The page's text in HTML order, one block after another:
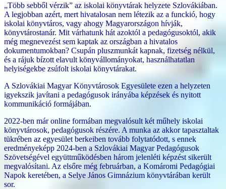
„Több sebből vérzik” az iskolai könyvtárak helyzete Szlovákiában.
A legjobban azért, mert hivatalosan nem létezik az a funckió, hogy
iskolai könyvtáros, vagy ahogy Magyarországon hívják,
könyvtárostanár. Mit várhatunk hát azoktól a pedagógusoktól, akik
még megnevezést sem kaptak az országban a hivatalos
dokumentumokban? Csupán pluszmunkát kapnak, fizetség nélkül,
és a rájuk bízott elavult könyvállományokat, használhatatlan
helyiségekbe zsúfolt iskolai könyvtárakat.
A Szlovákiai Magyar Könyvtárosok Egyesülete ezen a helyzeten
igyekszik javítani a pedagógusok irányába képzések és nyitott
kommunikáció formájában.
2022-ben már online formában megvalósult két műhely iskolai
könyvtárosok, pedagógusok részére. A munka az akkor tapasztaltak
tükrében az egyesület berkeiben tovább folytatódott, s ennek
eredményeképp 2024-ben a Szlovákiai Magyar Pedagógusok
Szövetségével együttműködésben három jelenléti képzést sikerült
megvalósítani. Az elsőre még februárban, a Komáromi Pedagógiai
Napok keretében, a Selye János Gimnázium könyvtárában került
sor.